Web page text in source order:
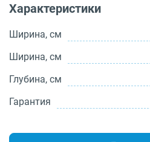
Характеристики
Ширина, см
Ширина, см
Глубина, см
Гарантия